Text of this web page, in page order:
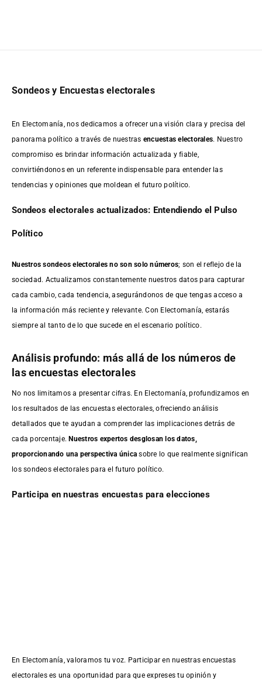
Sondeos y Encuestas electorales
En Electomanía, nos dedicamos a ofrecer una visión clara y precisa del
panorama político a través de nuestras encuestas electorales. Nuestro
compromiso es brindar información actualizada y fiable,
convirtiéndonos en un referente indispensable para entender las
tendencias y opiniones que moldean el futuro político.
Sondeos electorales actualizados: Entendiendo el Pulso
Político
Nuestros sondeos electorales no son solo números; son el reflejo de la
sociedad. Actualizamos constantemente nuestros datos para capturar
cada cambio, cada tendencia, asegurándonos de que tengas acceso a
la información más reciente y relevante. Con Electomanía, estarás
siempre al tanto de lo que sucede en el escenario político.
Análisis profundo: más allá de los números de
las encuestas electorales
No nos limitamos a presentar cifras. En Electomanía, profundizamos en
los resultados de las encuestas electorales, ofreciendo análisis
detallados que te ayudan a comprender las implicaciones detrás de
cada porcentaje.Nuestros expertos desglosan los datos,
proporcionando una perspectiva única sobre lo que realmente significan
los sondeos electorales para el futuro político.
Participa en nuestras encuestas para elecciones
En Electomanía, valoramos tu voz. Participar en nuestras encuestas
electorales es una oportunidad para que expreses tu opinión y